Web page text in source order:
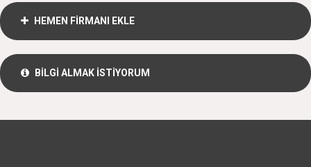
HEMEN FİRMANI EKLE
BİLGİ ALMAK İSTİYORUM